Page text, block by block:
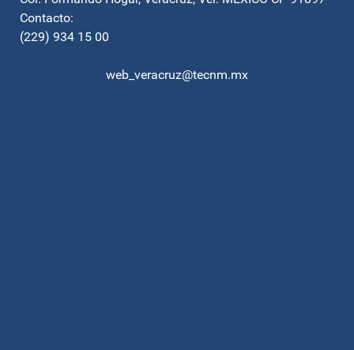
Contacto:
(229) 934 15 00
web_veracruz@tecnm.mx